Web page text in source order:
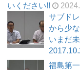
いください!!
サブド
から少
いまだ
福島第